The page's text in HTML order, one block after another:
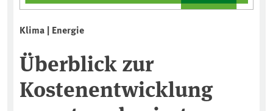
Klima | Energie
Überblick zur
Kostenentwicklung